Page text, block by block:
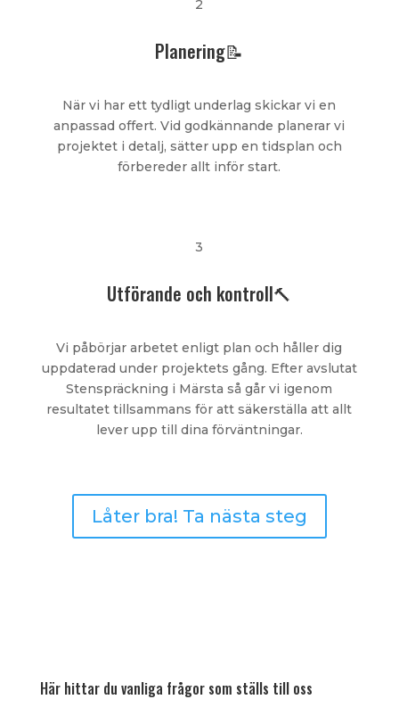
2
Planering📝
När vi har ett tydligt underlag skickar vi en
anpassad offert. Vid godkännande planerar vi
projektet i detalj, sätter upp en tidsplan och
förbereder allt inför start.
3
Utförande och kontroll🔨
Vi påbörjar arbetet enligt plan och håller dig
uppdaterad under projektets gång. Efter avslutat
Stenspräckning i Märsta så går vi igenom
resultatet tillsammans för att säkerställa att allt
lever upp till dina förväntningar.
Låter bra! Ta nästa steg
Här hittar du vanliga frågor som ställs till oss